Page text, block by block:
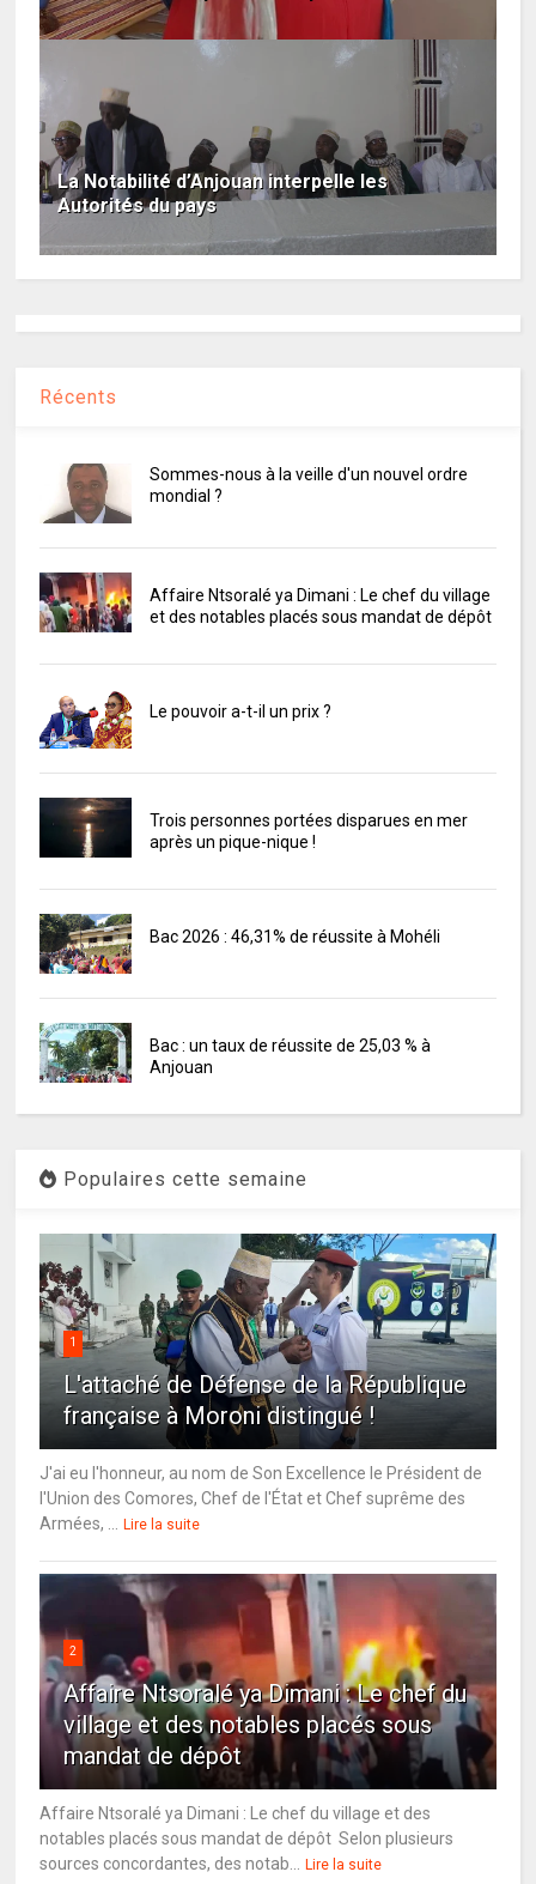
La Notabilité d’Anjouan interpelle les
Autorités du pays
Récents
Sommes-nous à la veille d'un nouvel ordre
mondial ?
Affaire Ntsoralé ya Dimani : Le chef du village
et des notables placés sous mandat de dépôt
Le pouvoir a-t-il un prix ?
Trois personnes portées disparues en mer
après un pique-nique !
Bac 2026 : 46,31% de réussite à Mohéli
Bac : un taux de réussite de 25,03 % à
Anjouan
Populaires cette semaine
1
L'attaché de Défense de la République
française à Moroni distingué !
J'ai eu l'honneur, au nom de Son Excellence le Président de
l'Union des Comores, Chef de l'État et Chef suprême des
Armées, ... Lire la suite
2
Affaire Ntsoralé ya Dimani : Le chef du
village et des notables placés sous
mandat de dépôt
Affaire Ntsoralé ya Dimani : Le chef du village et des
notables placés sous mandat de dépôt Selon plusieurs
sources concordantes, des notab... Lire la suite